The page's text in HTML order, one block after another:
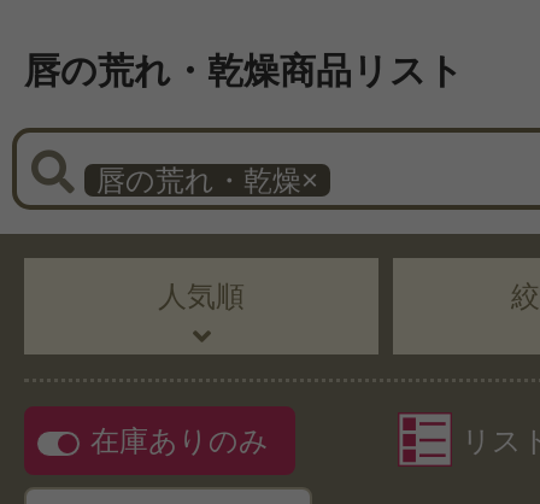
唇の荒れ・乾燥商品リスト
唇の荒れ・乾燥×
人気順
在庫ありのみ リス